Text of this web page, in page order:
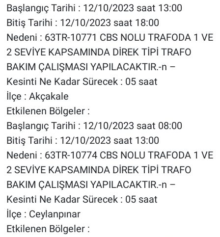
Başlangıç Tarihi : 12/10/2023 saat 13:00
Bitiş Tarihi : 12/10/2023 saat 18:00
Nedeni : 63TR-10771 CBS NOLU TRAFODA 1 VE
2 SEVİYE KAPSAMINDA DİREK TİPİ TRAFO
BAKIM ÇALIŞMASI YAPILACAKTIR.-n –
Kesinti Ne Kadar Sürecek : 05 saat
İlçe : Akçakale
Etkilenen Bölgeler :
Başlangıç Tarihi : 12/10/2023 saat 08:00
Bitiş Tarihi : 12/10/2023 saat 13:00
Nedeni : 63TR-10774 CBS NOLU TRAFODA 1 VE
2 SEVİYE KAPSAMINDA DİREK TİPİ TRAFO
BAKIM ÇALIŞMASI YAPILACAKTIR.-n –
Kesinti Ne Kadar Sürecek : 05 saat
İlçe : Ceylanpınar
Etkilenen Bölgeler :